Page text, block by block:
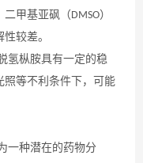
二甲基亚砜（DMSO）
较差。
氢枞胺具有一定的稳
照等不利条件下，可能
一种潜在的药物分